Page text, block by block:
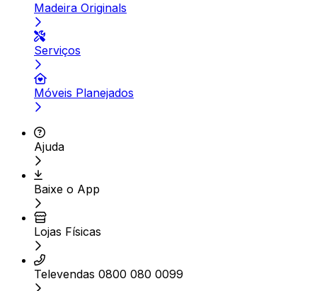
Madeira Originals
Serviços
Móveis Planejados
Ajuda
Baixe o App
Lojas Físicas
Televendas 0800 080 0099